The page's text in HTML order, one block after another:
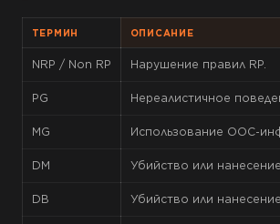
ТЕРМИН ОПИСАНИЕ
NRP / Non RP Нарушение правил RP.
PG Нереалистичное
MG Использование OOC-
DM Убийство или
DB Убийство или